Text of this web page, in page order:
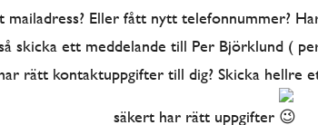
Eller fått nytt telefonnummer?
skicka ett meddelande till Per Björklund (
rätt kontaktuppgifter till dig? Skicka hellre
säkert har rätt uppgifter